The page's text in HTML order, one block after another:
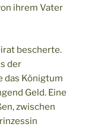
ihrem Vater
bescherte.
der
das Königtum
Geld. Eine
zwischen